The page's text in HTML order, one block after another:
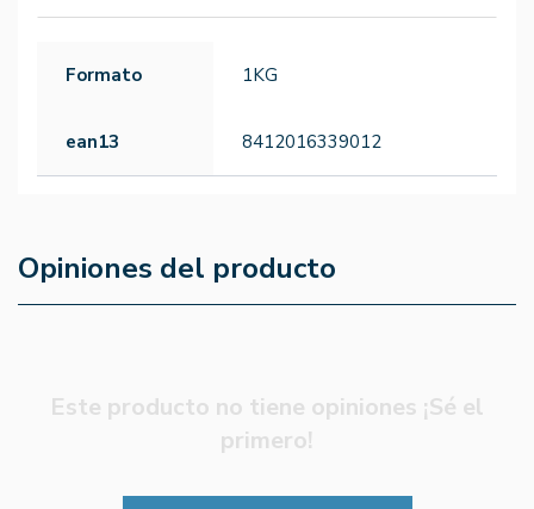
Formato 1KG
ean13 8412016339012
Opiniones del producto
Este producto no tiene opiniones ¡Sé el
primero!